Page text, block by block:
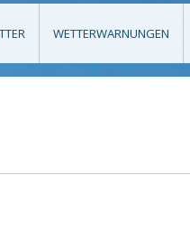
WETTERWARNUNGEN